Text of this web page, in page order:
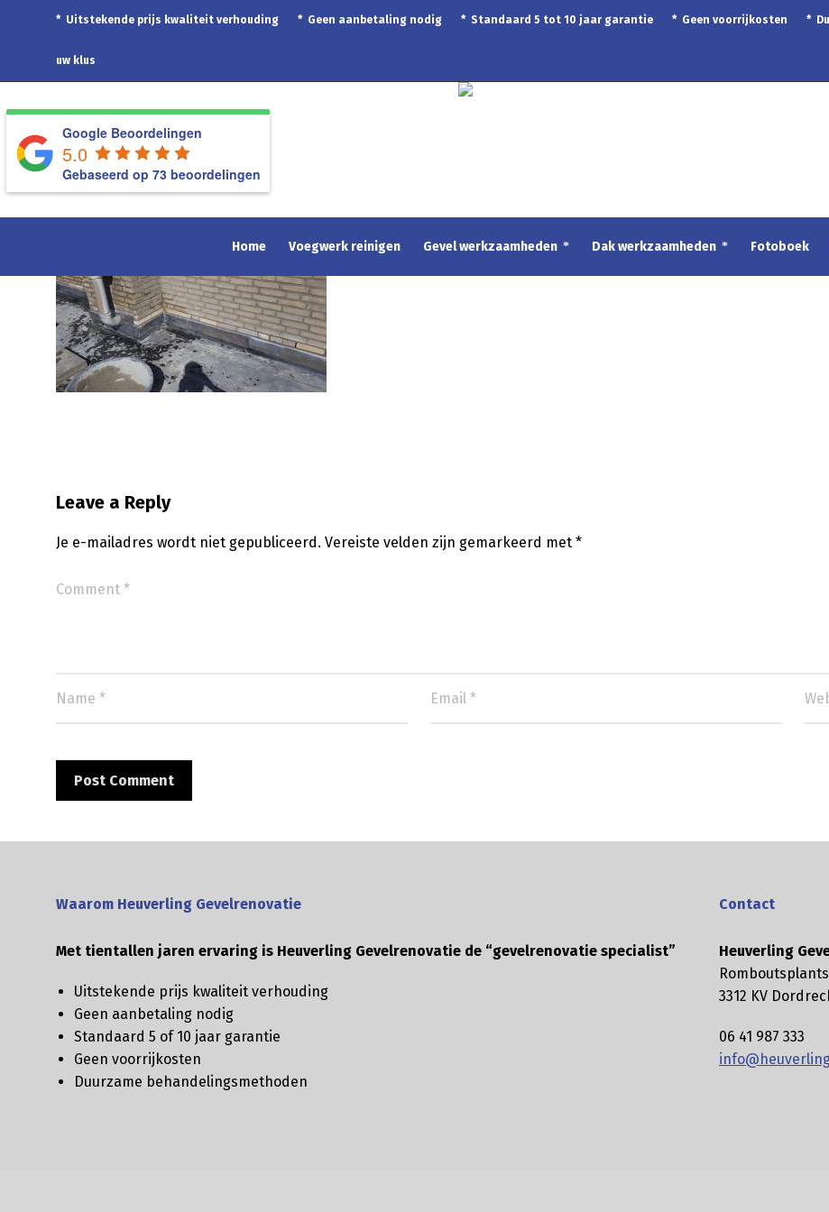
* Uitstekende prijs kwaliteit verhouding * Geen aanbetaling nodig * Standaard 5 tot 10 jaar garantie * Geen voorrijkosten *
uw klus
Google Beoordelingen
5.0
Gebaseerd op 73 beoordelingen
Home Voegwerk reinigen Gevel werkzaamheden Dak werkzaamheden Fotoboek
Leave a Reply
Je e-mailadres wordt niet gepubliceerd. Vereiste velden zijn gemarkeerd met *
Waarom Heuverling Gevelrenovatie
Met tientallen jaren ervaring is Heuverling Gevelrenovatie de “gevelrenovatie specialist”
Uitstekende prijs kwaliteit verhouding
Geen aanbetaling nodig
Standaard 5 of 10 jaar garantie
Geen voorrijkosten
Duurzame behandelingsmethoden
Contact
Heuverling
3312 KV
06 41 987 333